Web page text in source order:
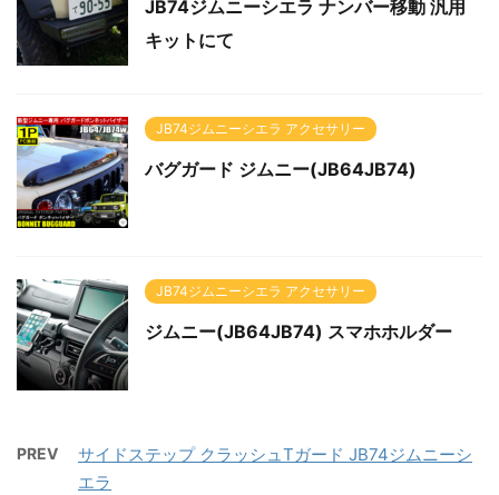
JB74ジムニーシエラ ナンバー移動 汎用
キットにて
JB74ジムニーシエラ アクセサリー
バグガード ジムニー(JB64JB74)
JB74ジムニーシエラ アクセサリー
ジムニー(JB64JB74) スマホホルダー
PREV
サイドステップ クラッシュTガード JB74ジムニーシ
エラ